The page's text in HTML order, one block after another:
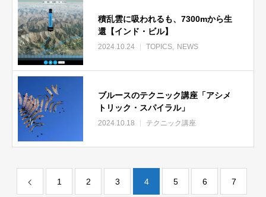
積乱雲に吸われるも、7300mから生
還【インド・ビル】
2024.10.24 TOPICS NEWS
ブルースのテクニック講座「アシメ
トリック・スパイラル」
2024.10.18 テクニック講座
1 2 3 4 5 6 7